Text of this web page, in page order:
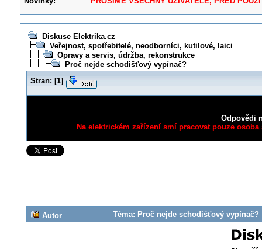
Diskuse Elektrika.cz
Veřejnost, spotřebitelé, neodborníci, kutilové, laici
Opravy a servis, údržba, rekonstrukce
Proč nejde schodišťový vypínač?
Stran: [1]
Odpovědi
Na elektrickém zařízení smí pracovat pouze
Autor Téma: Proč nejde schodišťový vypínač?